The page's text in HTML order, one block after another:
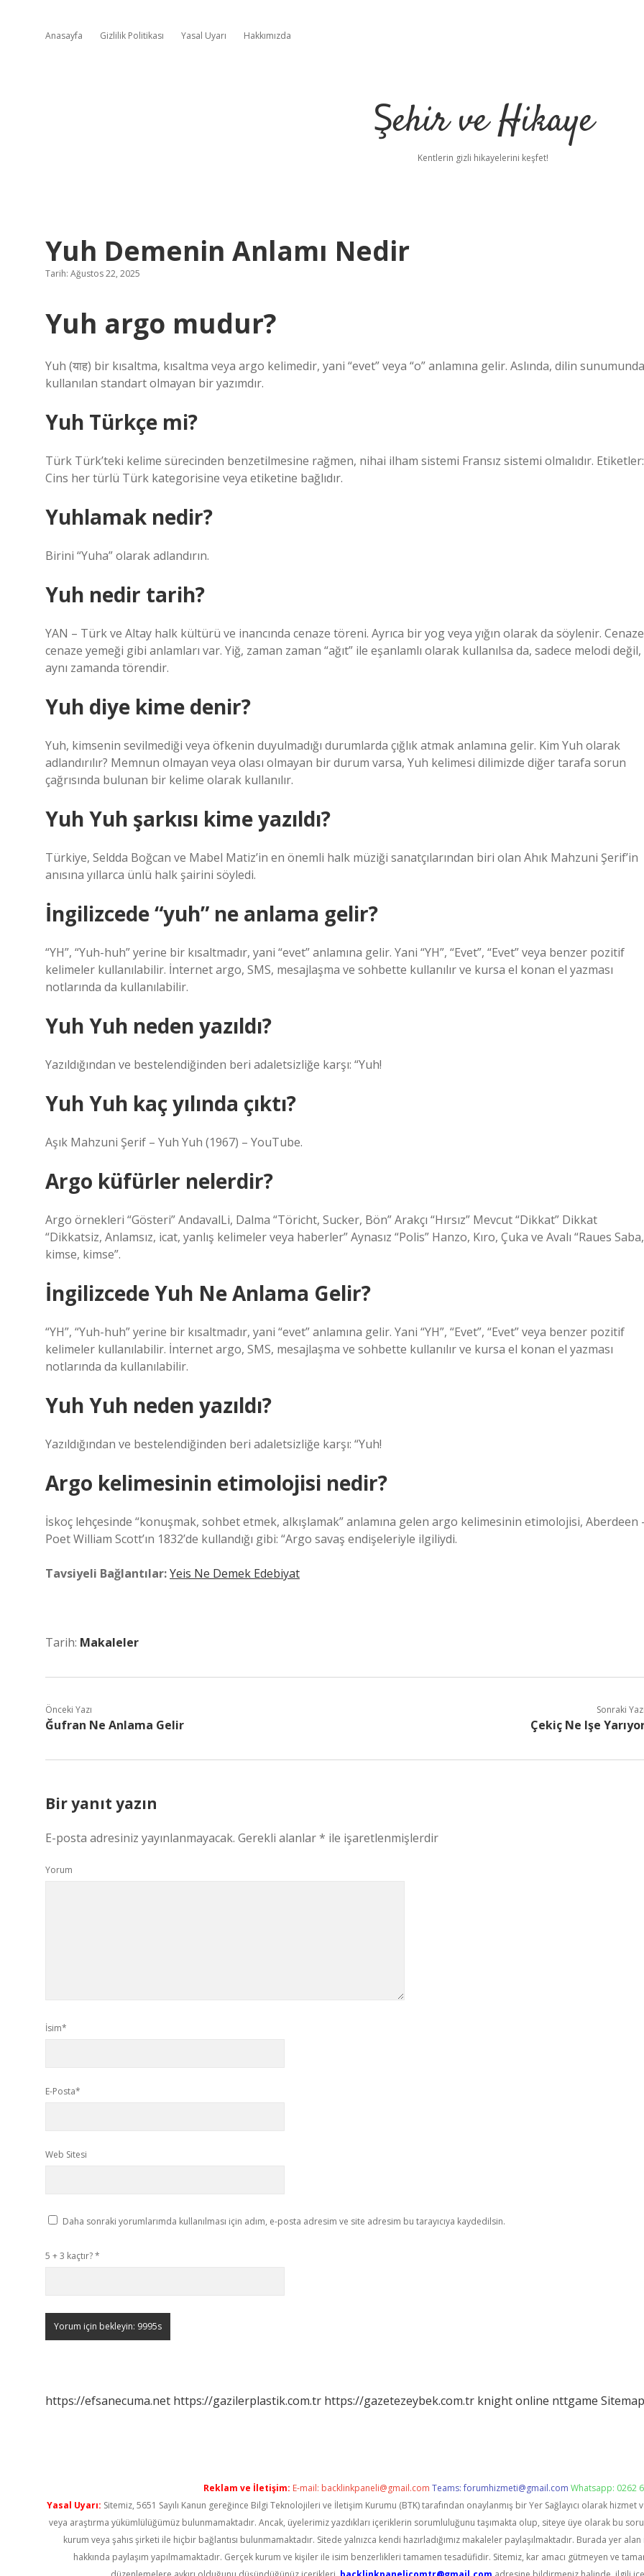
Anasayfa Gizlilik Politikası Yasal Uyarı Hakkımızda
Şehir ve Hikaye
Kentlerin gizli hikayelerini keşfet!
Yuh Demenin Anlamı Nedir
Tarih: Ağustos 22, 2025
Yuh argo mudur?
Yuh (याह) bir kısaltma, kısaltma veya argo kelimedir, yani “evet” veya “o” anlamına gelir. Aslında, dilin sunumunda
kullanılan standart olmayan bir yazımdır.
Yuh Türkçe mi?
Türk Türk’teki kelime sürecinden benzetilmesine rağmen, nihai ilham sistemi Fransız sistemi olmalıdır. Etiketler:
Cins her türlü Türk kategorisine veya etiketine bağlıdır.
Yuhlamak nedir?
Birini “Yuha” olarak adlandırın.
Yuh nedir tarih?
YAN – Türk ve Altay halk kültürü ve inancında cenaze töreni. Ayrıca bir yog veya yığın olarak da söylenir.
cenaze yemeği gibi anlamları var. Yiğ, zaman zaman “ağıt” ile eşanlamlı olarak kullanılsa da, sadece melodi değil,
aynı zamanda törendir.
Yuh diye kime denir?
Yuh, kimsenin sevilmediği veya öfkenin duyulmadığı durumlarda çığlık atmak anlamına gelir. Kim Yuh olarak
adlandırılır? Memnun olmayan veya olası olmayan bir durum varsa, Yuh kelimesi dilimizde diğer tarafa sorun
çağrısında bulunan bir kelime olarak kullanılır.
Yuh Yuh şarkısı kime yazıldı?
Türkiye, Seldda Boğcan ve Mabel Matiz’in en önemli halk müziği sanatçılarından biri olan Ahık Mahzuni Şerif’in
anısına yıllarca ünlü halk şairini söyledi.
İngilizcede “yuh” ne anlama gelir?
“YH”, “Yuh-huh” yerine bir kısaltmadır, yani “evet” anlamına gelir. Yani “YH”, “Evet”, “Evet” veya benzer pozitif
kelimeler kullanılabilir. İnternet argo, SMS, mesajlaşma ve sohbette kullanılır ve kursa el konan el yazması
notlarında da kullanılabilir.
Yuh Yuh neden yazıldı?
Yazıldığından ve bestelendiğinden beri adaletsizliğe karşı: “Yuh!
Yuh Yuh kaç yılında çıktı?
Aşık Mahzuni Şerif – Yuh Yuh (1967) – YouTube.
Argo küfürler nelerdir?
Argo örnekleri “Gösteri” AndavalLi, Dalma “Töricht, Sucker, Bön” Arakçı “Hırsız” Mevcut “Dikkat” Dikkat
“Dikkatsiz, Anlamsız, icat, yanlış kelimeler veya haberler” Aynasız “Polis” Hanzo, Kıro, Çuka ve Avalı “Raues Saba,
kimse, kimse”.
İngilizcede Yuh Ne Anlama Gelir?
“YH”, “Yuh-huh” yerine bir kısaltmadır, yani “evet” anlamına gelir. Yani “YH”, “Evet”, “Evet” veya benzer pozitif
kelimeler kullanılabilir. İnternet argo, SMS, mesajlaşma ve sohbette kullanılır ve kursa el konan el yazması
notlarında da kullanılabilir.
Yuh Yuh neden yazıldı?
Yazıldığından ve bestelendiğinden beri adaletsizliğe karşı: “Yuh!
Argo kelimesinin etimolojisi nedir?
İskoç lehçesinde “konuşmak, sohbet etmek, alkışlamak” anlamına gelen argo kelimesinin etimolojisi, Aberdeen
Poet William Scott’ın 1832’de kullandığı gibi: “Argo savaş endişeleriyle ilgiliydi.
Tavsiyeli Bağlantılar:Yeis Ne Demek Edebiyat
Tarih: Makaleler
Önceki Yazı
Ğufran Ne Anlama Gelir
Sonraki
Çekiç Ne Işe
Bir yanıt yazın
E-posta adresiniz yayınlanmayacak. Gerekli alanlar* ile işaretlenmişlerdir
Yorum
İsim*
E-Posta*
Web Sitesi
Daha sonraki yorumlarımda kullanılması için adım, e-posta adresim ve site adresim bu tarayıcıya kaydedilsin.
5 + 3 kaçtır?*
https://efsanecuma.net https://gazilerplastik.com.tr https://gazetezeybek.com.tr knight online nttgame Sitemap
Reklam ve İletişim: E-mail: backlinkpaneli@gmail.com Teams:forumhizmeti@gmail.com Whatsapp: 0262
Yasal Uyarı: Sitemiz, 5651 Sayılı Kanun gereğince Bilgi Teknolojileri ve İletişim Kurumu (BTK) tarafından onaylanmış bir Yer Sağlayıcı olarak
veya araştırma yükümlülüğümüz bulunmamaktadır. Ancak, üyelerimiz yazdıkları içeriklerin sorumluluğunu taşımakta olup, siteye üye olarak bu
kurum veya şahıs şirketi ile hiçbir bağlantısı bulunmamaktadır. Sitede yalnızca kendi hazırladığımız makaleler paylaşılmaktadır. Burada yer
hakkında paylaşım yapılmamaktadır. Gerçek kurum ve kişiler ile isim benzerlikleri tamamen tesadüfidir. Sitemiz, kar amacı gütmeyen ve